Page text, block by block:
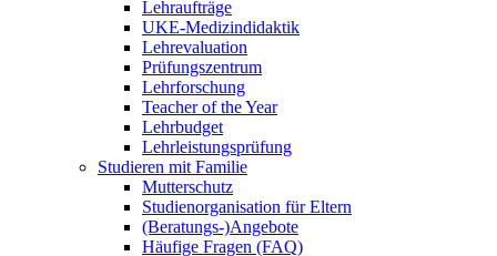
Lehraufträge
UKE-Medizindidaktik
Lehrevaluation
Prüfungszentrum
Lehrforschung
Teacher of the Year
Lehrbudget
Lehrleistungsprüfung
Studieren mit Familie
Mutterschutz
Studienorganisation für Eltern
(Beratungs-)Angebote
Häufige Fragen (FAQ)